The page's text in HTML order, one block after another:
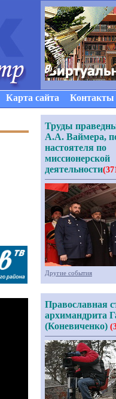
Карта сайта Контакты
Труды
А.А. Ваймера,
настоятеля по
миссионерской
деятельности
Другие события
Православная
архимандрита
(Коневиченко)